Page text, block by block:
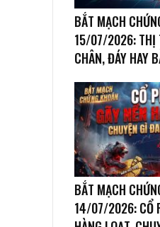
BẮT MẠCH
15/07/2026: THỊ
CHÂN, ĐÁY HAY
BẮT MẠCH
14/07/2026: CỔ